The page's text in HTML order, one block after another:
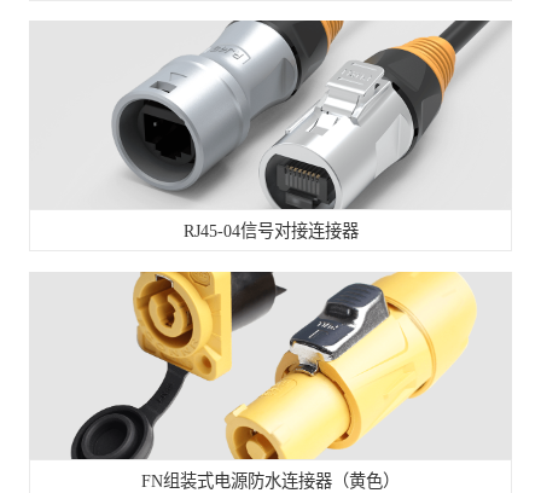
RJ45-04信号对接连接器
FN组装式电源防水连接器（黄色）